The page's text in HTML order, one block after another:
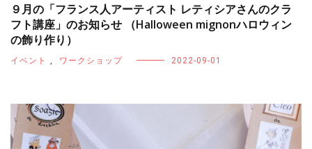
９月の「フランス人アーティスト レティシアさんのクラ
フト講座」のお知らせ （Halloween mignonハロウィン
の飾り作り）
イベント , ワークショップ 2022-09-01